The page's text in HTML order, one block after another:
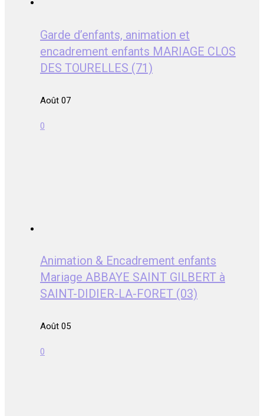
Garde d’enfants, animation et
encadrement enfants MARIAGE CLOS
DES TOURELLES (71)
Août 07
0
Animation & Encadrement enfants
Mariage ABBAYE SAINT GILBERT à
SAINT-DIDIER-LA-FORET (03)
Août 05
0